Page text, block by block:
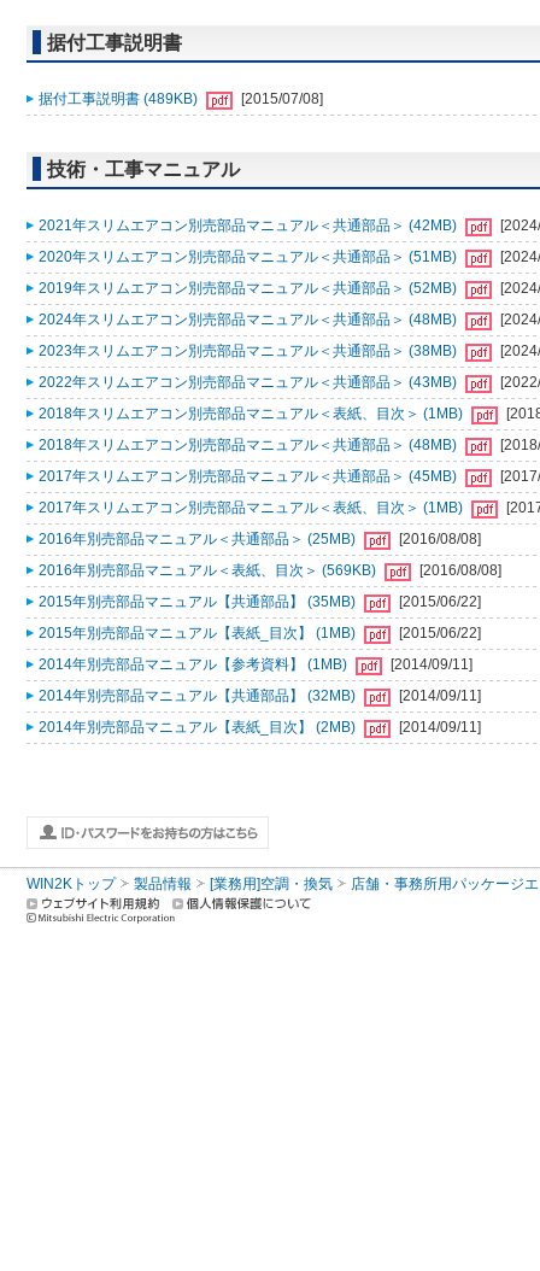
据付工事説明書
据付工事説明書 (489KB) [2015/07/08]
技術・工事マニュアル
2021年スリムエアコン別売部品マニュアル＜共通部品＞ (42MB)
2020年スリムエアコン別売部品マニュアル＜共通部品＞ (51MB)
2019年スリムエアコン別売部品マニュアル＜共通部品＞ (52MB)
2024年スリムエアコン別売部品マニュアル＜共通部品＞ (48MB)
2023年スリムエアコン別売部品マニュアル＜共通部品＞ (38MB)
2022年スリムエアコン別売部品マニュアル＜共通部品＞ (43MB)
2018年スリムエアコン別売部品マニュアル＜表紙、目次＞ (1MB)
2018年スリムエアコン別売部品マニュアル＜共通部品＞ (48MB)
2017年スリムエアコン別売部品マニュアル＜共通部品＞ (45MB)
2017年スリムエアコン別売部品マニュアル＜表紙、目次＞ (1MB)
2016年別売部品マニュアル＜共通部品＞ (25MB)
[2016/08/08]
2016年別売部品マニュアル＜表紙、目次＞ (569KB)
[2016/08/08]
2015年別売部品マニュアル【共通部品】 (35MB)
[2015/06/22]
2015年別売部品マニュアル【表紙_目次】 (1MB)
[2015/06/22]
2014年別売部品マニュアル【参考資料】 (1MB)
[2014/09/11]
2014年別売部品マニュアル【共通部品】 (32MB)
[2014/09/11]
2014年別売部品マニュアル【表紙_目次】 (2MB)
[2014/09/11]
WIN2Kトップ 製品情報 [業務用]空調・換気 店舗・事務所用パッケージ